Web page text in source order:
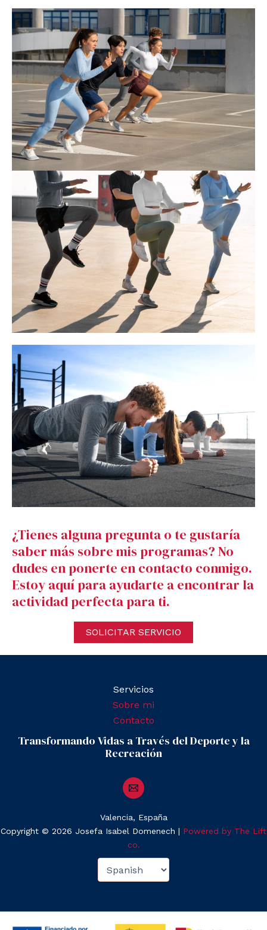
¿Tienes alguna pregunta o te gustaría
saber más sobre mis programas? No
dudes en ponerte en contacto conmigo.
Estoy aquí para ayudarte a encontrar la
actividad perfecta para ti.
SOLICITAR SERVICIO
Servicios
Sobre mi
Contacto
Transformando Vidas a Través del Deporte y la
Recreación
Valencia, España
Copyright © 2026 Josefa Isabel Domenech | Powered by The Lift
co.